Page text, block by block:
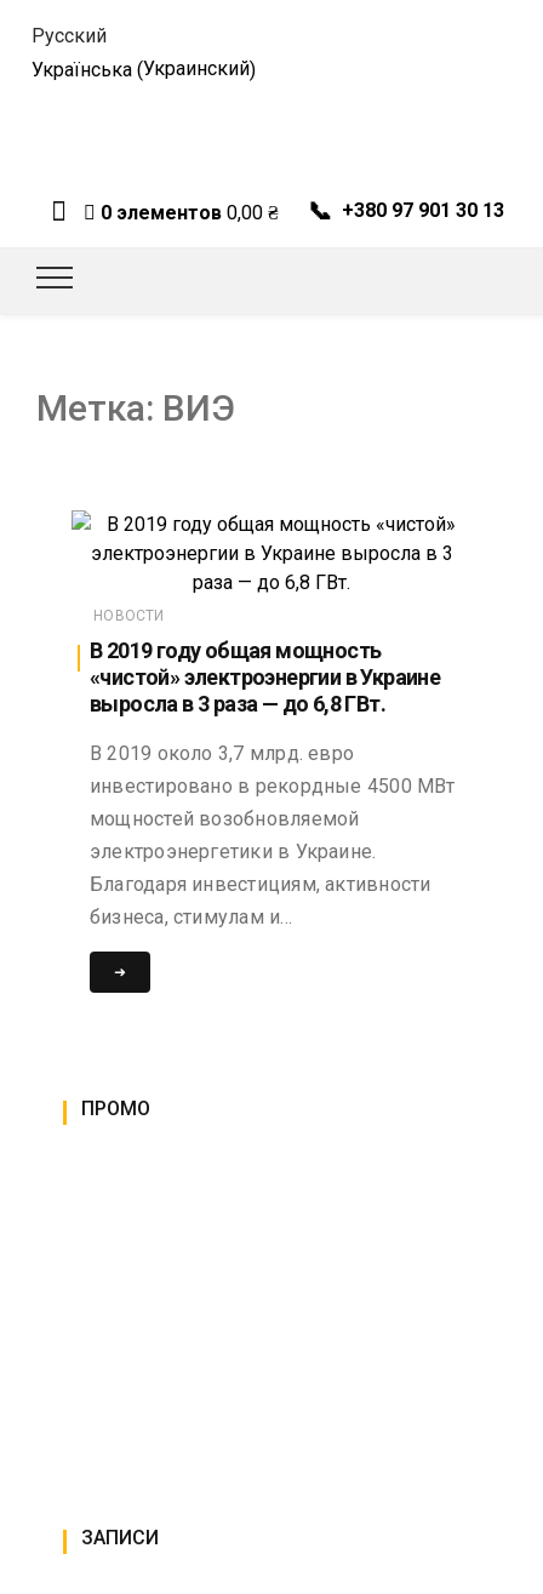
Русский
Українська (Украинский)
0 элементов 0,00 ₴ 📞 +380 97 901 30 13
Метка: ВИЭ
НОВОСТИ
В 2019 году общая мощность
«чистой» электроэнергии в Украине
выросла в 3 раза — до 6,8 ГВт.
В 2019 около 3,7 млрд. евро
инвестировано в рекордные 4500 МВт
мощностей возобновляемой
электроэнергетики в Украине.
Благодаря инвестициям, активности
бизнеса, стимулам и…
➜
ПРОМО
ЗАПИСИ